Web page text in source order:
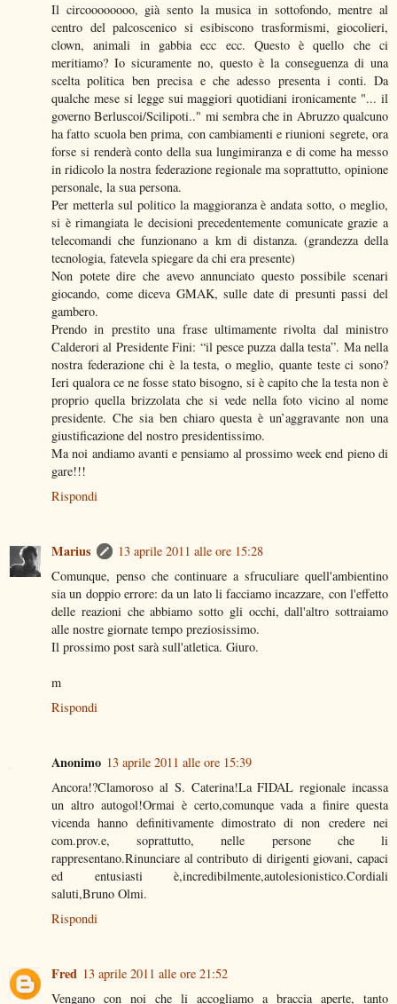
Il circoooooooo, già sento la musica in sottofondo, mentre al
centro del palcoscenico si esibiscono trasformismi, giocolieri,
clown, animali in gabbia ecc ecc. Questo è quello che ci
meritiamo? Io sicuramente no, questo è la conseguenza di una
scelta politica ben precisa e che adesso presenta i conti. Da
qualche mese si legge sui maggiori quotidiani ironicamente "... il
governo Berluscoi/Scilipoti.." mi sembra che in Abruzzo qualcuno
ha fatto scuola ben prima, con cambiamenti e riunioni segrete, ora
forse si renderà conto della sua lungimiranza e di come ha messo
in ridicolo la nostra federazione regionale ma soprattutto, opinione
personale, la sua persona.
Per metterla sul politico la maggioranza è andata sotto, o meglio,
si è rimangiata le decisioni precedentemente comunicate grazie a
telecomandi che funzionano a km di distanza. (grandezza della
tecnologia, fatevela spiegare da chi era presente)
Non potete dire che avevo annunciato questo possibile scenari
giocando, come diceva GMAK, sulle date di presunti passi del
gambero.
Prendo in prestito una frase ultimamente rivolta dal ministro
Calderori al Presidente Fini: “il pesce puzza dalla testa”. Ma nella
nostra federazione chi è la testa, o meglio, quante teste ci sono?
Ieri qualora ce ne fosse stato bisogno, si è capito che la testa non è
proprio quella brizzolata che si vede nella foto vicino al nome
presidente. Che sia ben chiaro questa è un’aggravante non una
giustificazione del nostro presidentissimo.
Ma noi andiamo avanti e pensiamo al prossimo week end pieno di
gare!!!
Rispondi
Marius
13 aprile 2011 alle ore 15:28
Comunque, penso che continuare a sfruculiare quell'ambientino
sia un doppio errore: da un lato li facciamo incazzare, con l'effetto
delle reazioni che abbiamo sotto gli occhi, dall'altro sottraiamo
alle nostre giornate tempo preziosissimo.
Il prossimo post sarà sull'atletica. Giuro.
m
Rispondi
Anonimo 13 aprile 2011 alle ore 15:39
Ancora!?Clamoroso al S. Caterina!La FIDAL regionale incassa
un altro autogol!Ormai è certo,comunque vada a finire questa
vicenda hanno definitivamente dimostrato di non credere nei
com.prov.e, soprattutto, nelle persone che li
rappresentano.Rinunciare al contributo di dirigenti giovani, capaci
ed entusiasti è,incredibilmente,autolesionistico.Cordiali
saluti,Bruno Olmi.
Rispondi
Fred 13 aprile 2011 alle ore 21:52
Vengano con noi che li accogliamo a braccia aperte, tanto